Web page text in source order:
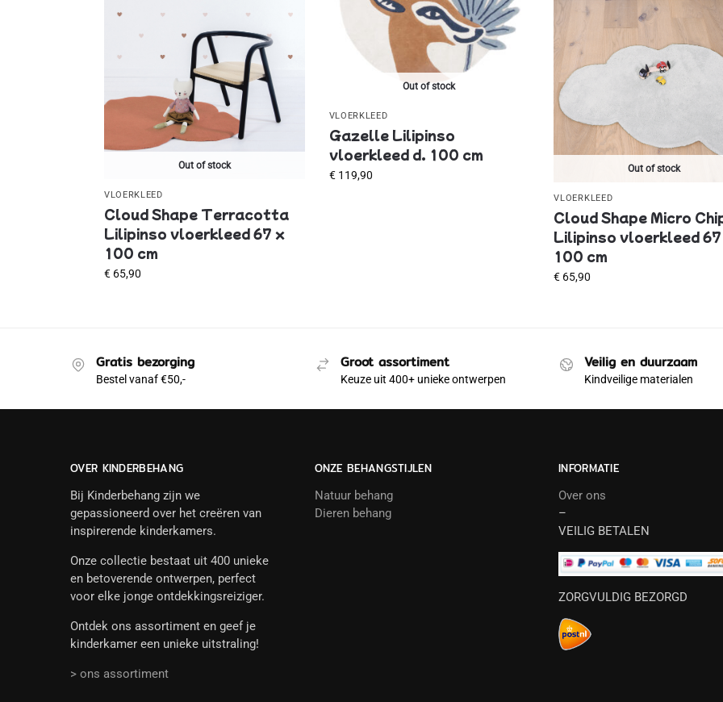
Out of stock
VLOERKLEED
Cloud Shape Terracotta
Lilipinso vloerkleed 67 x
100 cm
€65,90
Out of stock
VLOERKLEED
Gazelle Lilipinso
vloerkleed d. 100 cm
€119,90
Out of stock
VLOERKLEED
Cloud Shape Micro
Lilipinso vloerkleed
100 cm
€ 65,90
Gratis bezorging
Bestel vanaf €50,-
Groot assortiment
Keuze uit 400+ unieke ontwerpen
Veilig en duurzaam
Kindveilige materialen
OVER KINDERBEHANG
Bij Kinderbehang zijn we
gepassioneerd over het creëren van
inspirerende kinderkamers.
Onze collectie bestaat uit 400 unieke
en betoverende ontwerpen, perfect
voor elke jonge ontdekkingsreiziger.
Ontdek ons assortiment en geef je
kinderkamer een unieke uitstraling!
> ons assortiment
ONZE BEHANGSTIJLEN
Natuur behang
Dieren behang
INFORMATIE
Over ons
–
VEILIG BETALEN
ZORGVULDIG BEZORGD